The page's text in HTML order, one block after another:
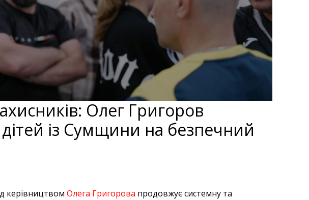
Олег Григоров
із Сумщини на безпечний
керівництвомОлега Григорова продовжує системну та